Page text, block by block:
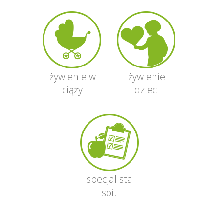
żywienie w
ciąży
żywienie
dzieci
specjalista
soit